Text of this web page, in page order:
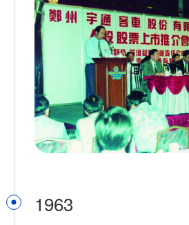
1963